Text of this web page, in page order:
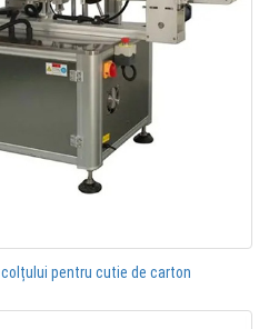
pentru cutie de carton